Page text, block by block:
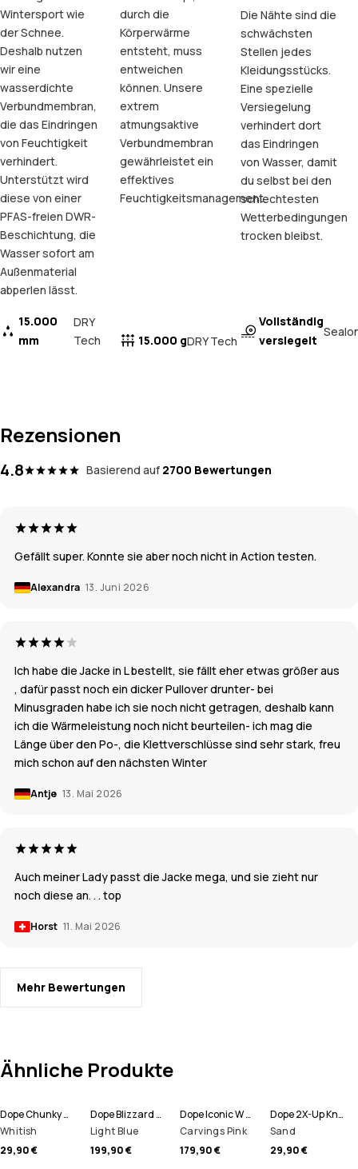
Wintersport wie
der Schnee.
Deshalb nutzen
wir eine
wasserdichte
Verbundmembran,
die das Eindringen
von Feuchtigkeit
verhindert.
Unterstützt wird
diese von einer
PFAS-freien DWR-
Beschichtung, die
Wasser sofort am
Außenmaterial
abperlen lässt.
15.000
mm
DRY
Tech
durch die
Körperwärme
entsteht, muss
entweichen
können. Unsere
extrem
atmungsaktive
Verbundmembran
gewährleistet ein
effektives
Feuchtigkeitsmanagement.
15.000 gDRY Tech
Die Nähte sind die
schwächsten
Stellen jedes
Kleidungsstücks.
Eine spezielle
Versiegelung
verhindert dort
das Eindringen
von Wasser, damit
du selbst bei den
schlechtesten
Wetterbedingungen
trocken bleibst.
Vollständig
versiegelt
Rezensionen
4.8 Basierend auf 2700 Bewertungen
Gefällt super. Konnte sie aber noch nicht in Action testen.
Alexandra 13. Juni 2026
Ich habe die Jacke in L bestellt, sie fällt eher etwas größer aus
, dafür passt noch ein dicker Pullover drunter- bei
Minusgraden habe ich sie noch nicht getragen, deshalb kann
ich die Wärmeleistung noch nicht beurteilen- ich mag die
Länge über den Po-, die Klettverschlüsse sind sehr stark, freu
mich schon auf den nächsten Winter
Antje 13. Mai 2026
Auch meiner Lady passt die Jacke mega, und sie zieht nur
noch diese an. . . top
Horst 11. Mai 2026
Mehr Bewertungen
Ähnliche Produkte
Dope Chunky Mütze
Whitish
29,90 €
Dope Blizzard W Full Zip Snowboardjacke Damen
Light Blue
199,90 €
Dope Iconic W Snowboardhose Damen
Carvings Pink
179,90 €
Dope 2X-Up Knitted Schlauchtuch
Sand
29,90 €